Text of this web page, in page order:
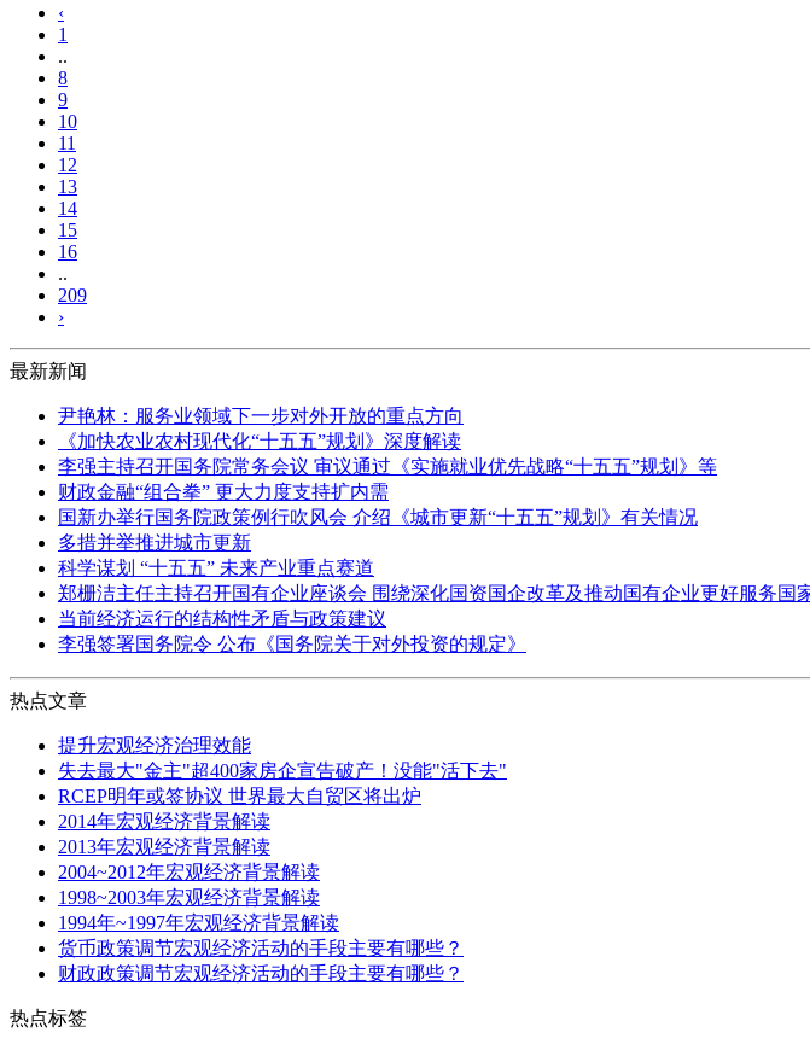
‹
1
..
8
9
10
11
12
13
14
15
16
..
209
›
最新新闻
尹艳林：服务业领域下一步对外开放的重点方向
《加快农业农村现代化“十五五”规划》深度解读
李强主持召开国务院常务会议 审议通过《实施就业优先战略“十五五”规划》等
财政金融“组合拳” 更大力度支持扩内需
国新办举行国务院政策例行吹风会 介绍《城市更新“十五五”规划》有关情况
多措并举推进城市更新
科学谋划 “十五五” 未来产业重点赛道
郑栅洁主任主持召开国有企业座谈会 围绕深化国资国企改革及推动国有企业更好服务国
当前经济运行的结构性矛盾与政策建议
李强签署国务院令 公布《国务院关于对外投资的规定》
热点文章
提升宏观经济治理效能
失去最大"金主"超400家房企宣告破产！没能"活下去"
RCEP明年或签协议 世界最大自贸区将出炉
2014年宏观经济背景解读
2013年宏观经济背景解读
2004~2012年宏观经济背景解读
1998~2003年宏观经济背景解读
1994年~1997年宏观经济背景解读
货币政策调节宏观经济活动的手段主要有哪些？
财政政策调节宏观经济活动的手段主要有哪些？
热点标签